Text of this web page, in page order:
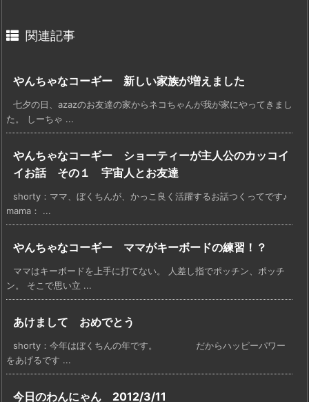
関連記事
やんちゃなコーギー 新しい家族が増えました
七夕の日、azazのお友達の家からネコちゃんが我が家にやってきまし
た。 しーちゃ ...
やんちゃなコーギー ショーティーが主人公のカッコイ
イお話 その１ 宇宙人とお友達
shorty：ママ、ぼくちんが、かっこ良く活躍するお話つくってです♪
mama： ...
やんちゃなコーギー ママがキーボードの練習！？
ママはキーボードを上手に打てない。 人差し指でポッチン、ポッチ
ン。 そこで思い立 ...
あけまして おめでとう
shorty：今年はぼくちんの年です。 だからハッピーパワー
をあげるです ...
今日のわんにゃん 2012/3/11